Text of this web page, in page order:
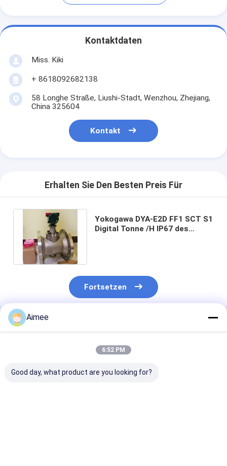
Kontaktdaten
Miss. Kiki
+ 8618092682138
58 Longhe Straße, Liushi-Stadt, Wenzhou, Zhejiang,
China 325604
Kontakt
Erhalten Sie Den Besten Preis Für
Yokogawa DYA-E2D FF1 SCT S1
Digital Tonne /H IP67 des
Fortsetzen
Empfohlene Produkte
Aimee
6:52 PM
Good day, what product are you looking for?